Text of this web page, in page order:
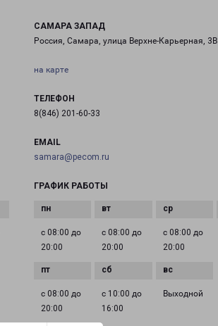
САМАРА ЗАПАД
Россия, Самара, улица Верхне-Карьерная, 3В
на карте
ТЕЛЕФОН
8(846) 201-60-33
EMAIL
samara@pecom.ru
ГРАФИК РАБОТЫ
с 08:00 до
20:00
с 08:00 до
20:00
с 08:00 до
20:00
с 08:00 до
20:00
с 10:00 до
16:00
Выходной